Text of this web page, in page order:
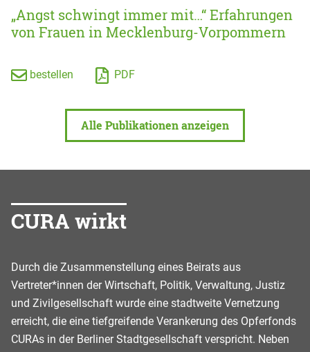
„Angst schwingt immer mit…“ Erfahrungen
von Frauen in Mecklenburg-Vorpommern
bestellen PDF
Alle Publikationen anzeigen
CURA wirkt
Durch die Zusammenstellung eines Beirats aus
Vertreter*innen der Wirtschaft, Politik, Verwaltung, Justiz
und Zivilgesellschaft wurde eine stadtweite Vernetzung
erreicht, die eine tiefgreifende Verankerung des Opferfonds
CURAs in der Berliner Stadtgesellschaft verspricht. Neben